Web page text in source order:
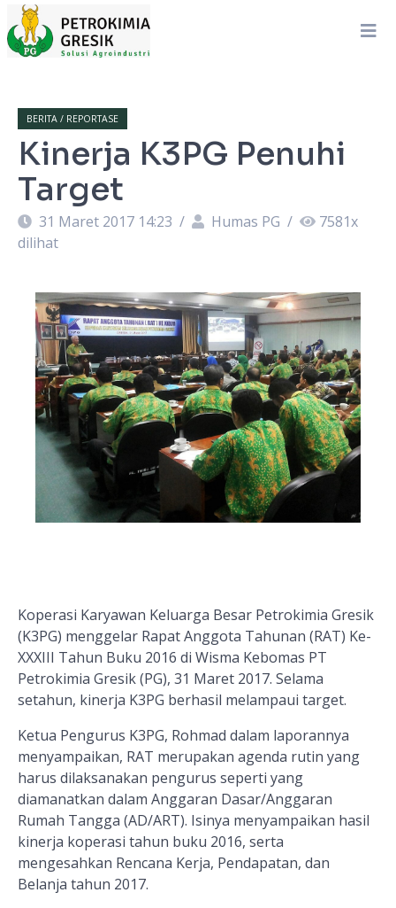
BERITA / REPORTASE
Kinerja K3PG Penuhi
Target
31 Maret 2017 14:23 / Humas PG / 7581x
dilihat
Koperasi Karyawan Keluarga Besar Petrokimia Gresik
(K3PG) menggelar Rapat Anggota Tahunan (RAT) Ke-
XXXIII Tahun Buku 2016 di Wisma Kebomas PT
Petrokimia Gresik (PG), 31 Maret 2017. Selama
setahun, kinerja K3PG berhasil melampaui target.
Ketua Pengurus K3PG, Rohmad dalam laporannya
menyampaikan, RAT merupakan agenda rutin yang
harus dilaksanakan pengurus seperti yang
diamanatkan dalam Anggaran Dasar/Anggaran
Rumah Tangga (AD/ART). Isinya menyampaikan hasil
kinerja koperasi tahun buku 2016, serta
mengesahkan Rencana Kerja, Pendapatan, dan
Belanja tahun 2017.